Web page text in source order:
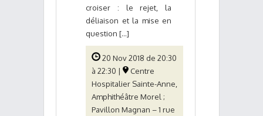
croiser : le rejet, la
déliaison et la mise en
question [...]
20 Nov 2018 de 20:30
à 22:30 |
Centre
Hospitalier Sainte-Anne,
Amphithéâtre Morel ;
Pavillon Magnan – 1 rue